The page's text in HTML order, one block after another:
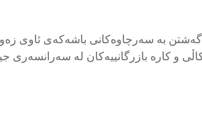
گەشتن بە سەرچاوەکانی باشەکەی ئاوی
و کارە بازرگانییەکان لە سەرانسەری